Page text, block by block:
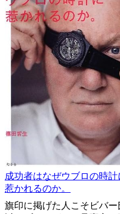
成功者はなぜウブロの時計
惹かれるのか。
旗印に掲げた人こそビバ